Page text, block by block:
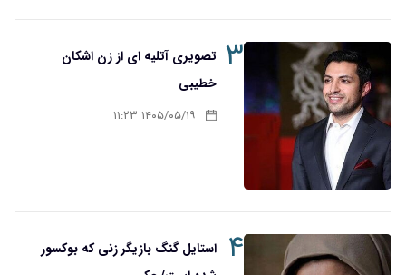
۳ تصویری آتلیه ای از زن اشکان
خطیبی
۱۴۰۵/۰۵/۱۹ ۱۱:۲۳
۴
استایل گنگ بازیگر زنی که بوکسور